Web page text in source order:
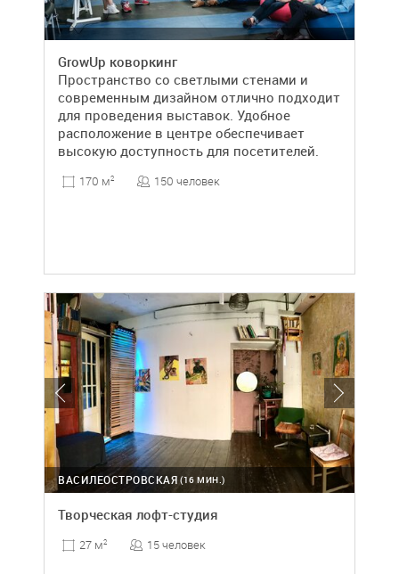
GrowUp коворкинг
Пространство со светлыми стенами и
современным дизайном отлично подходит
для проведения выставок. Удобное
расположение в центре обеспечивает
высокую доступность для посетителей.
170 м2 150 человек
(16 МИН.)
ВАСИЛЕОСТРОВСКАЯ
Творческая лофт-студия
27 м2 15 человек